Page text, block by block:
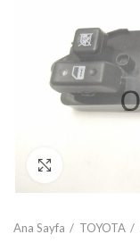
Ana Sayfa TOYOTA